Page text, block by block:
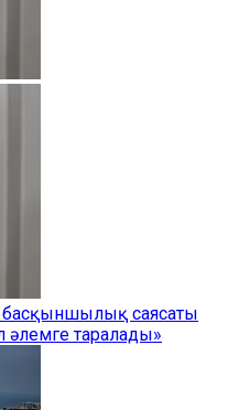
басқыншылық саясаты
әлемге таралады»